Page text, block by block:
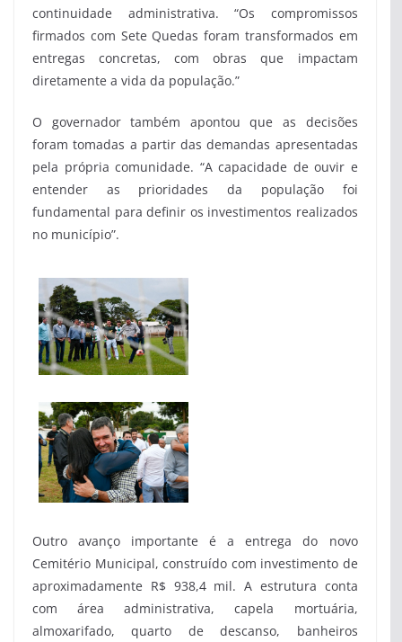
continuidade administrativa. “Os compromissos
firmados com Sete Quedas foram transformados em
entregas concretas, com obras que impactam
diretamente a vida da população.”
O governador também apontou que as decisões
foram tomadas a partir das demandas apresentadas
pela própria comunidade. “A capacidade de ouvir e
entender as prioridades da população foi
fundamental para definir os investimentos realizados
no município”.
Outro avanço importante é a entrega do novo
Cemitério Municipal, construído com investimento de
aproximadamente R$ 938,4 mil. A estrutura conta
com área administrativa, capela mortuária,
almoxarifado, quarto de descanso, banheiros